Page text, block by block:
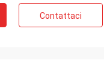
Contattaci